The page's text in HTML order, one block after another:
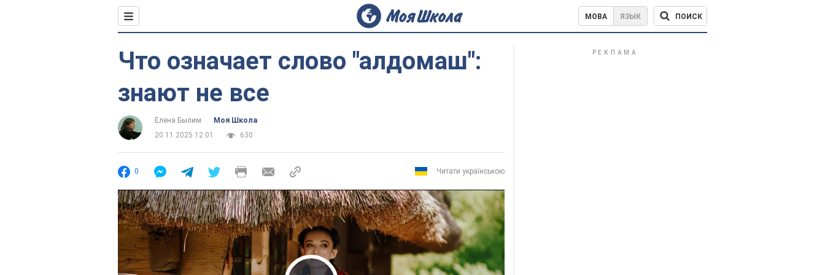
МОВА ЯЗЫК ПОИСК
Что означает слово "алдомаш":
знают не все
Елена Былим
Моя Школа
20.11.2025 12:01
630
0 Читати українською